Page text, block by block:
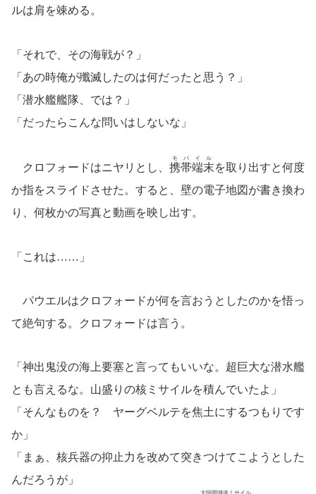
ルは肩を竦める。
「それで、その海戦が？」
「あの時俺が殲滅したのは何だったと思う？」
「潜水艦艦隊、では？」
「だったらこんな問いはしないな」
クロフォードはニヤリとし、 携帯端末
モバイル
を取り出すと何度
か指をスライドさせた。すると、壁の電子地図が書き換わ
り、何枚かの写真と動画を映し出す。
「これは……」
パウエルはクロフォードが何を言おうとしたのかを悟っ
て絶句する。クロフォードは言う。
「神出鬼没の海上要塞と言ってもいいな。超巨大な潜水艦
とも言えるな。山盛りの核ミサイルを積んでいたよ」
「そんなものを？ ヤーグベルテを焦土にするつもりです
か」
「まぁ、核兵器の抑止力を改めて突きつけてこようとした
んだろうが」